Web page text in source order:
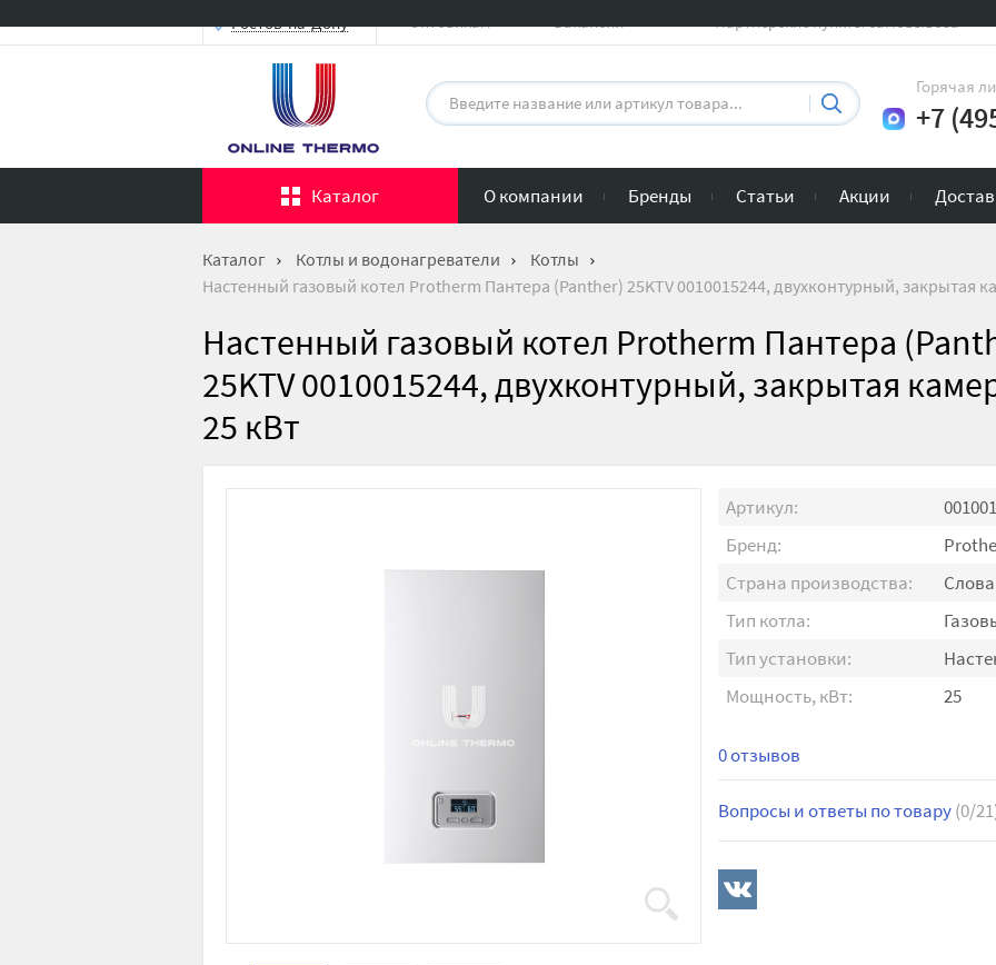
Ростов-на-Дону Оптовикам Вакансии Партнерские пункты самовывоза
Горячая
+7
Каталог О компании Бренды Статьи Акции
Каталог Котлы и водонагреватели
Котлы
Настенный газовый котел Protherm Пантера (Panther) 25KTV 0010015244, двухконтурный, закрытая
Настенный газовый котел Protherm Пантера
25KTV 0010015244, двухконтурный, закрытая
25 кВт
Артикул:
Бренд:
Страна производства:
Тип котла:
Тип установки:
Мощность, кВт:
25
0 отзывов
Вопросы и ответы по товару(0/